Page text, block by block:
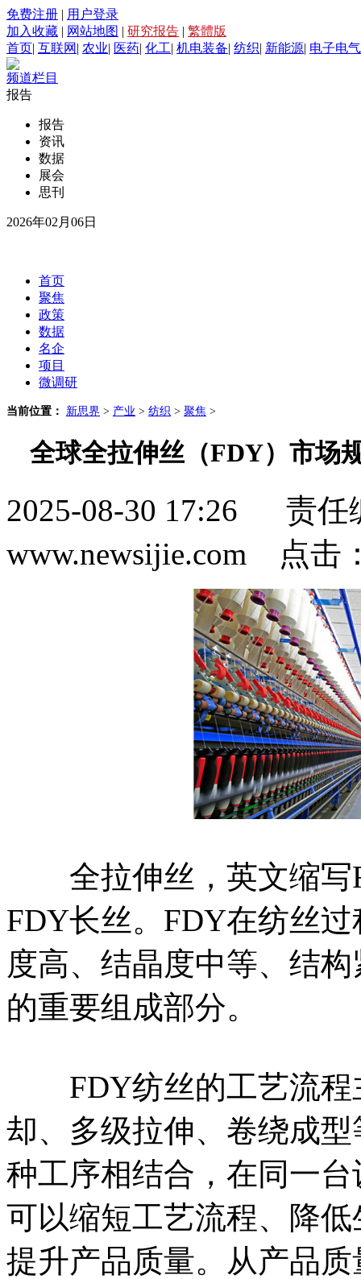
免费注册 | 用户登录
加入收藏 | 网站地图 | 研究报告 | 繁體版
首页| 互联网 | 农业| 医药| 化工| 机电装备| 纺织| 新能源| 电子电气
频道栏目
报告
报告
资讯
数据
展会
思刊
2026年02月06日
首页
聚焦
政策
数据
名企
项目
微调研
当前位置： 新思界 > 产业 > 纺织 > 聚焦 >
全球全拉伸丝（FDY）市场
2025-08-30 17:26 责
www.newsijie.com 点击
全拉伸丝，英文缩写
FDY长丝。FDY在纺丝
度高、结晶度中等、结
的重要组成部分。
FDY纺丝的工艺流程
却、多级拉伸、卷绕成
种工序相结合，在同一
可以缩短工艺流程、降
提升产品质量。从产品